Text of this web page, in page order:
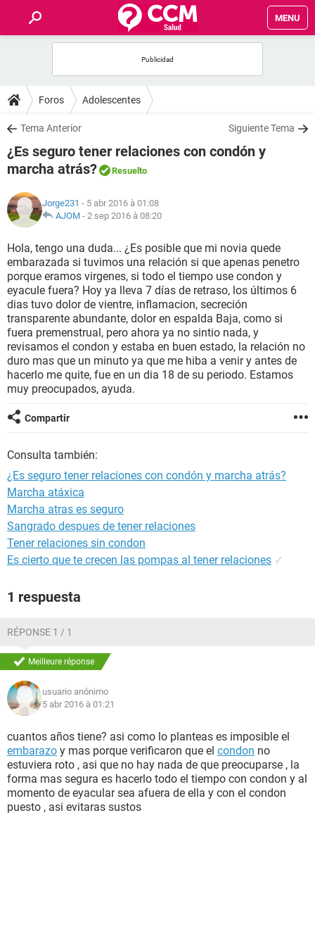
MENU
FORUMS
SALUD
FAMILIA
NUTRICIÓN
SEXUALIDAD
GLOSARIO
Foros Adolescentes
Tema Anterior Siguiente Tema
¿Es seguro tener relaciones con condón y
marcha atrás?
Resuelto
Jorge231 - 5 abr 2016 à 01:08
AJOM - 2 sep 2016 à 08:20
Hola, tengo una duda... ¿Es posible que mi novia quede
embarazada si tuvimos una relación si que apenas penetro
porque eramos virgenes, si todo el tiempo use condon y
eyacule fuera? Hoy ya lleva 7 días de retraso, los últimos 6
dias tuvo dolor de vientre, inflamacion, secreción
transparente abundante, dolor en espalda Baja, como si
fuera premenstrual, pero ahora ya no sintio nada, y
revisamos el condon y estaba en buen estado, la relación no
duro mas que un minuto ya que me hiba a venir y antes de
hacerlo me quite, fue en un dia 18 de su periodo. Estamos
muy preocupados, ayuda.
Compartir
Consulta también:
¿Es seguro tener relaciones con condón y marcha atrás?
Marcha atáxica
Marcha atras es seguro
Sangrado despues de tener relaciones
Tener relaciones sin condon
Es cierto que te crecen las pompas al tener relaciones ✓
1 respuesta
RÉPONSE 1 / 1
Meilleure réponse
usuario anónimo
5 abr 2016 à 01:21
cuantos años tiene? asi como lo planteas es imposible el
embarazo y mas porque verificaron que el condon no
estuviera roto , asi que no hay nada de que preocuparse , la
forma mas segura es hacerlo todo el tiempo con condon y al
momento de eyacular sea afuera de ella y con el condon
puesto , asi evitaras sustos